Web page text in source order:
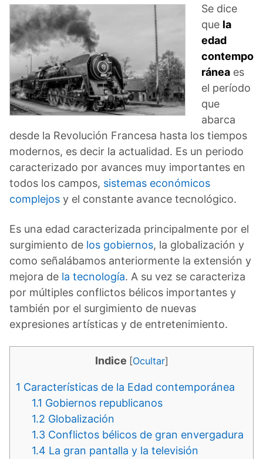
Se dice
que la
edad
contempo
ránea es
el período
que
abarca
desde la Revolución Francesa hasta los tiempos
modernos, es decir la actualidad. Es un periodo
caracterizado por avances muy importantes en
todos los campos, sistemas económicos
complejos y el constante avance tecnológico.
Es una edad caracterizada principalmente por el
surgimiento de los gobiernos, la globalización y
como señalábamos anteriormente la extensión y
mejora de la tecnología. A su vez se caracteriza
por múltiples conflictos bélicos importantes y
también por el surgimiento de nuevas
expresiones artísticas y de entretenimiento.
Indice [Ocultar]
1 Características de la Edad contemporánea
1.1 Gobiernos republicanos
1.2 Globalización
1.3 Conflictos bélicos de gran envergadura
1.4 La gran pantalla y la televisión